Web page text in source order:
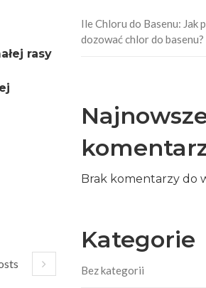
rasy
Ile Chloru do Basenu: Jak
dozować chlor do basenu?
Brak komentarzy do
Kategorie
Bez kategorii